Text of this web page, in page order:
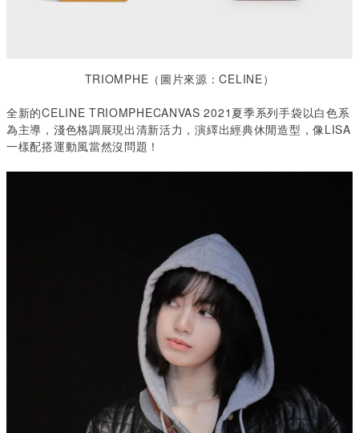
TRIOMPHE （圖片來源：CELINE）
全新的CELINE TRIOMPHECANVAS 2021 夏季系列手袋以白色系
為主導，淺色格調展現出清新活力，演繹出經典休閒造型，像LISA
一樣配搭運動風當然沒問題！